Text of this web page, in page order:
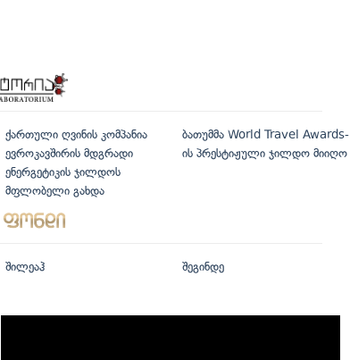
ქართული ღვინის კომპანია
ევროკავშირის მდგრადი
ენერგეტიკის ჯილდოს
მფლობელი გახდა
ბათუმმა World Travel Awards-
ის პრესტიჟული ჯილდო მიიღო
შილეაჰ შეგინდე